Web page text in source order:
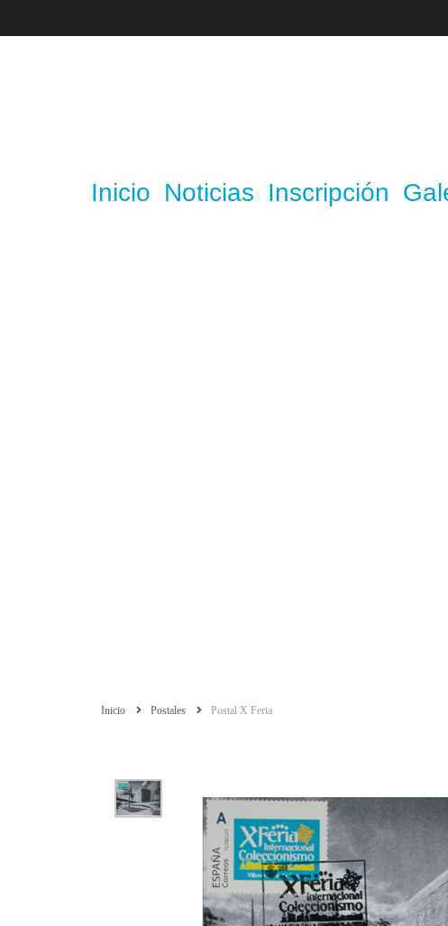
Inicio Noticias Inscripción
Inicio Postales Postal X Feria